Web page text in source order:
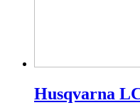
Husqvarna